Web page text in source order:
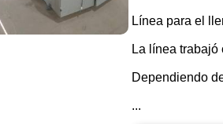
Línea para el
La línea trabajó
Dependiendo
...